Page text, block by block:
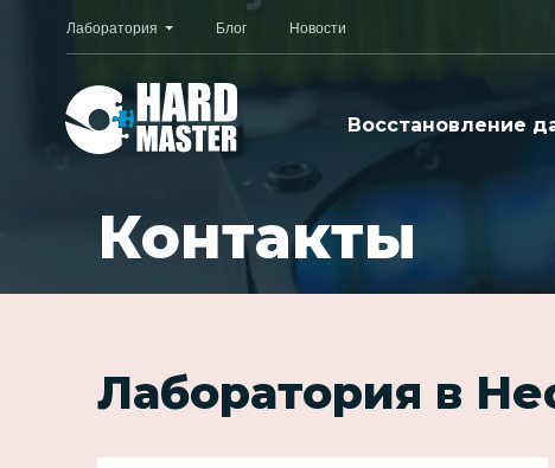
Восстановление
Лаборатория Блог Новости
Контакты
Лаборатория в